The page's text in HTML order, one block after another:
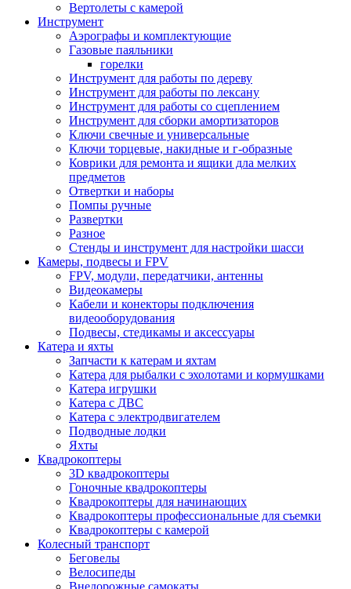
Вертолеты с камерой
Инструмент
Аэрографы и комплектующие
Газовые паяльники
горелки
Инструмент для работы по дереву
Инструмент для работы по лексану
Инструмент для работы со сцеплением
Инструмент для сборки амортизаторов
Ключи свечные и универсальные
Ключи торцевые, накидные и г-образные
Коврики для ремонта и ящики дла мелких
предметов
Отвертки и наборы
Помпы ручные
Развертки
Разное
Стенды и инструмент для настройки шасси
Камеры, подвесы и FPV
FPV, модули, передатчики, антенны
Видеокамеры
Кабели и конекторы подключения
видеооборудования
Подвесы, стедикамы и аксессуары
Катера и яхты
Запчасти к катерам и яхтам
Катера для рыбалки с эхолотами и кормушками
Катера игрушки
Катера с ДВС
Катера с электродвигателем
Подводные лодки
Яхты
Квадрокоптеры
3D квадрокоптеры
Гоночные квадрокоптеры
Квадрокоптеры для начинающих
Квадрокоптеры профессиональные для съемки
Квадрокоптеры с камерой
Колесный транспорт
Беговелы
Велосипеды
Внедорожные самокаты